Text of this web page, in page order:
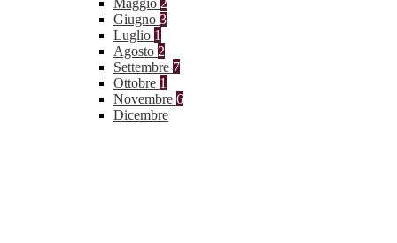
Maggio 2
Giugno 3
Luglio 1
Agosto 2
Settembre 7
Ottobre 1
Novembre 6
Dicembre